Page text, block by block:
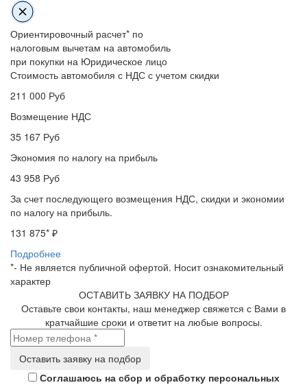
Ориентировочный расчет* по
налоговым вычетам на автомобиль
при покупки на Юридическое лицо
Стоимость автомобиля с НДС с учетом скидки
211 000 Руб
Возмещение НДС
35 167 Руб
Экономия по налогу на прибыль
43 958 Руб
За счет последующего возмещения НДС, скидки и экономии
по налогу на прибыль.
131 875* ₽
Подробнее
*- Не является публичной офертой. Носит ознакомительный
характер
ОСТАВИТЬ ЗАЯВКУ НА ПОДБОР
Оставьте свои контакты, наш менеджер свяжется с Вами в
кратчайшие сроки и ответит на любые вопросы.
Соглашаюсь на сбор и обработку персональных